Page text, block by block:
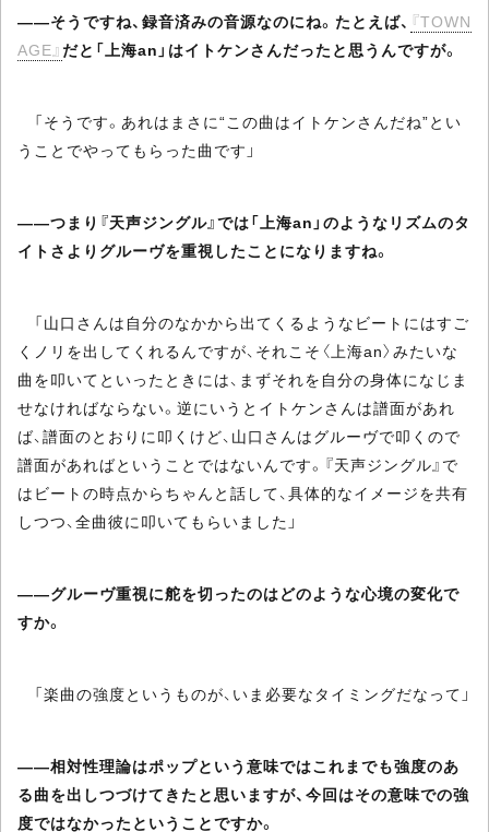
――そうですね、録音済みの音源なのにね。たとえば、 『TOWN
AGE』 だと「上海an」はイトケンさんだったと思うんですが。
「そうです。あれはまさに“この曲はイトケンさんだね”とい
うことでやってもらった曲です」
――つまり『天声ジングル』では「上海an」のようなリズムのタ
イトさよりグルーヴを重視したことになりますね。
「山口さんは自分のなかから出てくるようなビートにはすご
くノリを出してくれるんですが、それこそ〈上海an〉みたいな
曲を叩いてといったときには、まずそれを自分の身体になじま
せなければならない。逆にいうとイトケンさんは譜面があれ
ば、譜面のとおりに叩くけど、山口さんはグルーヴで叩くので
譜面があればということではないんです。『天声ジングル』で
はビートの時点からちゃんと話して、具体的なイメージを共有
しつつ、全曲彼に叩いてもらいました」
――グルーヴ重視に舵を切ったのはどのような心境の変化で
すか。
「楽曲の強度というものが、いま必要なタイミングだなって」
――相対性理論はポップという意味ではこれまでも強度のあ
る曲を出しつづけてきたと思いますが、今回はその意味での強
度ではなかったということですか。